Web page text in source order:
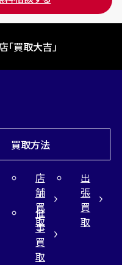
買取大吉」
買取方法
店
舗
買
取
出
張
買
取
催
事
買
取